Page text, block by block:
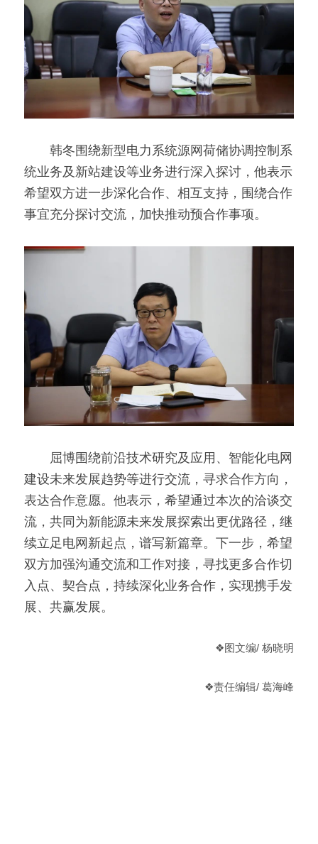
韩冬围绕新型电力系统源网荷储协调控制系
统业务及新站建设等业务进行深入探讨，他表示
希望双方进一步深化合作、相互支持，围绕合作
事宜充分探讨交流，加快推动预合作事项。
屈博围绕前沿技术研究及应用、智能化电网
建设未来发展趋势等进行交流，寻求合作方向，
表达合作意愿。他表示，希望通过本次的洽谈交
流，共同为新能源未来发展探索出更优路径，继
续立足电网新起点，谱写新篇章。下一步，希望
双方加强沟通交流和工作对接，寻找更多合作切
入点、契合点，持续深化业务合作，实现携手发
展、共赢发展。
❖图文编/ 杨晓明
❖责任编辑/ 葛海峰